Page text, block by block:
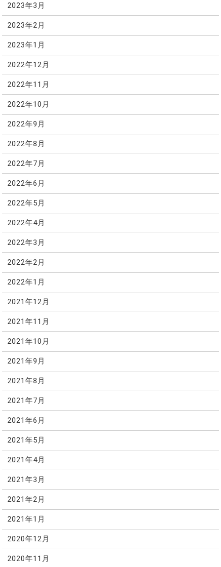
2023年3月
2023年2月
2023年1月
2022年12月
2022年11月
2022年10月
2022年9月
2022年8月
2022年7月
2022年6月
2022年5月
2022年4月
2022年3月
2022年2月
2022年1月
2021年12月
2021年11月
2021年10月
2021年9月
2021年8月
2021年7月
2021年6月
2021年5月
2021年4月
2021年3月
2021年2月
2021年1月
2020年12月
2020年11月